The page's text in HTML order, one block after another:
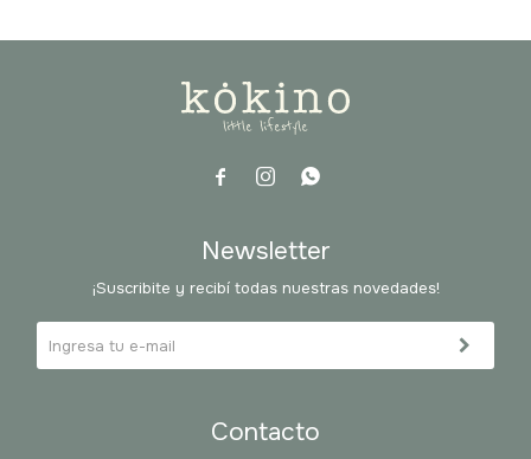
  
Contacto
Newsletter
¡Suscribite y recibí todas nuestras novedades!